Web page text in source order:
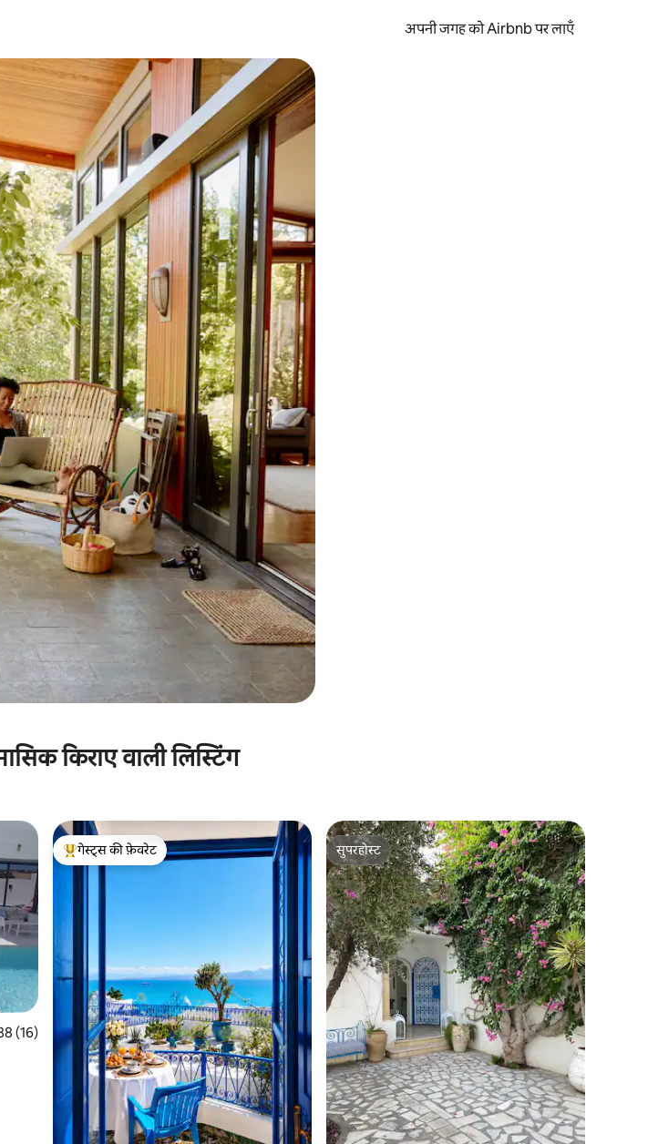
अपनी जगह को Airbnb पर लाएँ
जेस्चर का इस्तेमाल करके एक्सप्लोर करें।
किराए वाली लिस्टिंग
5 में से 4.88, 16 समीक्षाएँ
(16)
गेस्ट्स का टॉप फ़ेवरेट
गेस्ट्स की फ़ेवरेट
सुपरहोस्ट
सुपरहोस्ट